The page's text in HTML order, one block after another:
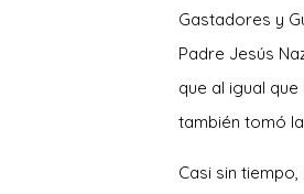
Gastadores y
Padre Jesús
que al igual
también tomó
Casi sin